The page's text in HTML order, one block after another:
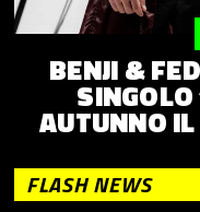
BENJI &
SINGOLO
AUTUNNO
FLASH NEWS